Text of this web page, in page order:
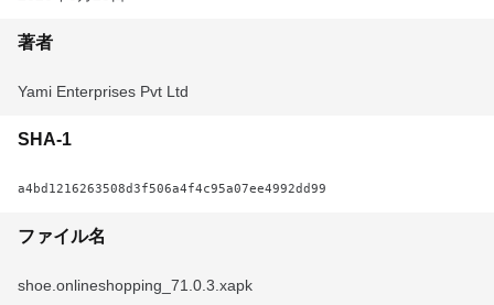
著者
Yami Enterprises Pvt Ltd
SHA-1
a4bd1216263508d3f506a4f4c95a07ee4992dd99
ファイル名
shoe.onlineshopping_71.0.3.xapk